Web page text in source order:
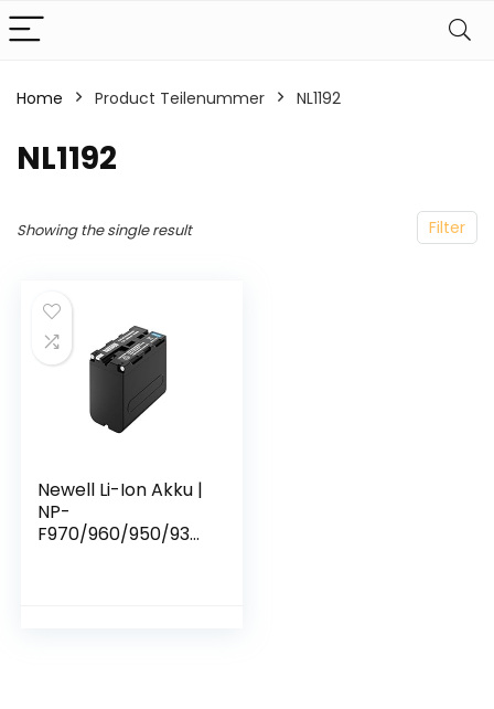
Home Product Teilenummer ‎NL1192
‎NL1192
Filter
Showing the single result
Newell Li-Ion Akku |
NP-
F970/960/950/930